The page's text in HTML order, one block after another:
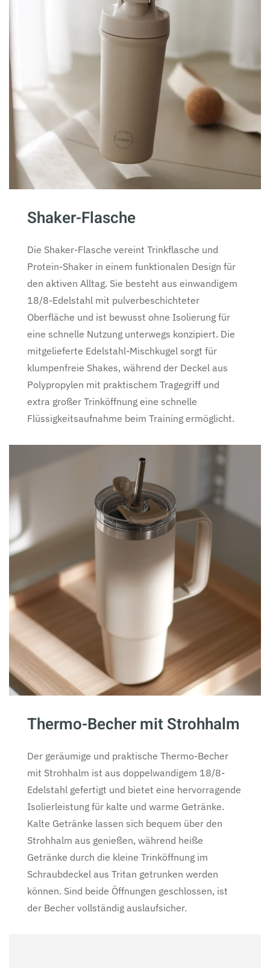
Shaker-Flasche
Die Shaker-Flasche vereint Trinkflasche und
Protein-Shaker in einem funktionalen Design für
den aktiven Alltag. Sie besteht aus einwandigem
18/8-Edelstahl mit pulverbeschichteter
Oberfläche und ist bewusst ohne Isolierung für
eine schnelle Nutzung unterwegs konzipiert. Die
mitgelieferte Edelstahl-Mischkugel sorgt für
klumpenfreie Shakes, während der Deckel aus
Polypropylen mit praktischem Tragegriff und
extra großer Trinköffnung eine schnelle
Flüssigkeitsaufnahme beim Training ermöglicht.
Thermo-Becher mit Strohhalm
Der geräumige und praktische Thermo-Becher
mit Strohhalm ist aus doppelwandigem 18/8-
Edelstahl gefertigt und bietet eine hervorragende
Isolierleistung für kalte und warme Getränke.
Kalte Getränke lassen sich bequem über den
Strohhalm aus genießen, während heiße
Getränke durch die kleine Trinköffnung im
Schraubdeckel aus Tritan getrunken werden
können. Sind beide Öffnungen geschlossen, ist
der Becher vollständig auslaufsicher.